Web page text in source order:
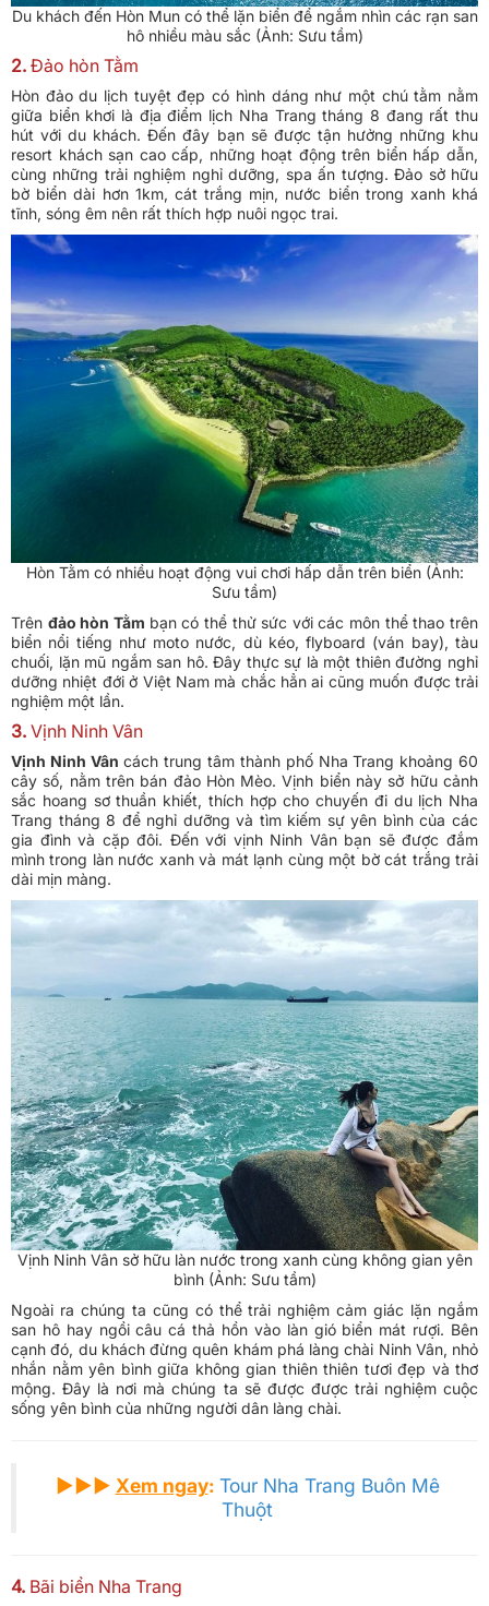
Du khách đến Hòn Mun có thể lặn biển để ngắm nhìn các rạn san
hô nhiều màu sắc (Ảnh: Sưu tầm)
2. Đảo hòn Tằm
Hòn đảo du lịch tuyệt đẹp có hình dáng như một chú tằm nằm
giữa biển khơi là địa điểm lịch Nha Trang tháng 8 đang rất thu
hút với du khách. Đến đây bạn sẽ được tận hưởng những khu
resort khách sạn cao cấp, những hoạt động trên biển hấp dẫn,
cùng những trải nghiệm nghỉ dưỡng, spa ấn tượng. Đảo sở hữu
bờ biển dài hơn 1km, cát trắng mịn, nước biển trong xanh khá
tĩnh, sóng êm nên rất thích hợp nuôi ngọc trai.
Hòn Tằm có nhiều hoạt động vui chơi hấp dẫn trên biển (Ảnh:
Sưu tầm)
Trên đảo hòn Tằm bạn có thể thử sức với các môn thể thao trên
biển nổi tiếng như moto nước, dù kéo, flyboard (ván bay), tàu
chuối, lặn mũ ngắm san hô. Đây thực sự là một thiên đường nghỉ
dưỡng nhiệt đới ở Việt Nam mà chắc hẳn ai cũng muốn được trải
nghiệm một lần.
3. Vịnh Ninh Vân
Vịnh Ninh Vân cách trung tâm thành phố Nha Trang khoảng 60
cây số, nằm trên bán đảo Hòn Mèo. Vịnh biển này sở hữu cảnh
sắc hoang sơ thuần khiết, thích hợp cho chuyến đi du lịch Nha
Trang tháng 8 để nghỉ dưỡng và tìm kiếm sự yên bình của các
gia đình và cặp đôi. Đến với vịnh Ninh Vân bạn sẽ được đắm
mình trong làn nước xanh và mát lạnh cùng một bờ cát trắng trải
dài mịn màng.
Vịnh Ninh Vân sở hữu làn nước trong xanh cùng không gian yên
bình (Ảnh: Sưu tầm)
Ngoài ra chúng ta cũng có thể trải nghiệm cảm giác lặn ngắm
san hô hay ngồi câu cá thả hồn vào làn gió biển mát rượi. Bên
cạnh đó, du khách đừng quên khám phá làng chài Ninh Vân, nhỏ
nhắn nằm yên bình giữa không gian thiên thiên tươi đẹp và thơ
mộng. Đây là nơi mà chúng ta sẽ được được trải nghiệm cuộc
sống yên bình của những người dân làng chài.
►►► Xem ngay: Tour Nha Trang Buôn Mê
Thuột
4. Bãi biển Nha Trang